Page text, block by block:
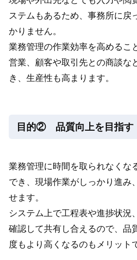
ステムもあるため、事務所に戻
かりません。
業務管理の作業効率を高めるこ
営業、顧客や取引先との商談な
き、生産性も高まります。
目的② 品質向上を目指す
業務管理に時間を取られなくな
でき、現場作業がしっかり進み
せます。
システム上で工程表や進捗状況
確認して共有し合えるので、品
度もより高くなるのもメリット